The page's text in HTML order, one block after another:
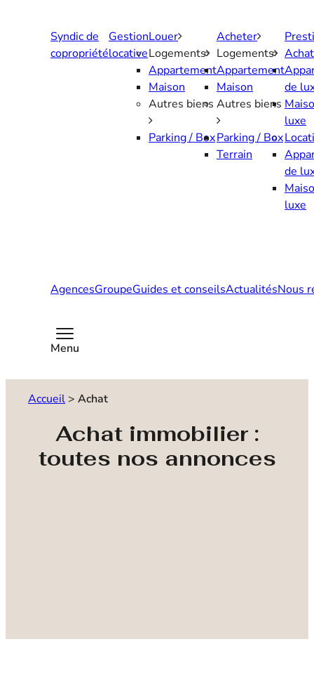
Syndic de
copropriété
Gestion
locative
Louer
Logements
Appartement
Maison
Autres biens
Parking / Box
Acheter
Logements
Appartement
Maison
Autres biens
Parking / Box
Terrain
Achat
de
luxe
de
luxe
AgencesGroupeGuides et conseilsActualitésNous
Menu
Accueil > Achat
Achat immobilier :
toutes nos annonces